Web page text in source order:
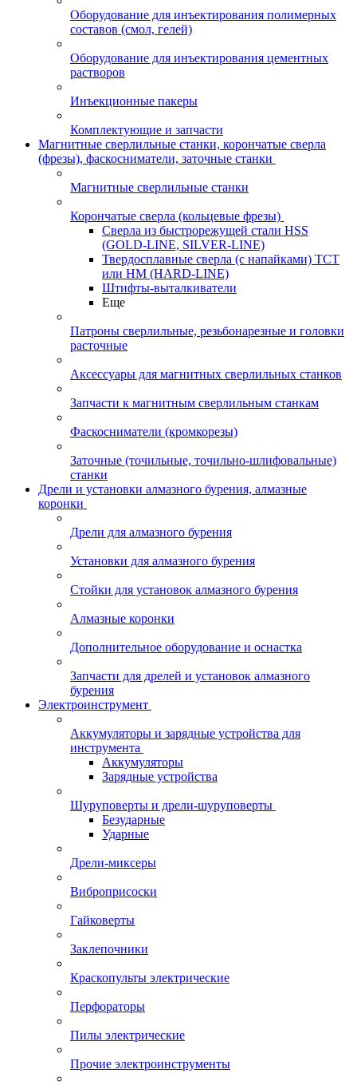
Оборудование для инъектирования полимерных
составов (смол, гелей)
Оборудование для инъектирования цементных
растворов
Инъекционные пакеры
Комплектующие и запчасти
Магнитные сверлильные станки, корончатые сверла
(фрезы), фаскосниматели, заточные станки
Магнитные сверлильные станки
Корончатые сверла (кольцевые фрезы)
Сверла из быстрорежущей стали HSS
(GOLD-LINE, SILVER-LINE)
Твердосплавные сверла (с напайками) ТСТ
или HM (HARD-LINE)
Штифты-выталкиватели
Еще
Патроны сверлильные, резьбонарезные и головки
расточные
Аксессуары для магнитных сверлильных станков
Запчасти к магнитным сверлильным станкам
Фаскосниматели (кромкорезы)
Заточные (точильные, точильно-шлифовальные)
станки
Дрели и установки алмазного бурения, алмазные
коронки
Дрели для алмазного бурения
Установки для алмазного бурения
Стойки для установок алмазного бурения
Алмазные коронки
Дополнительное оборудование и оснастка
Запчасти для дрелей и установок алмазного
бурения
Электроинструмент
Аккумуляторы и зарядные устройства для
инструмента
Аккумуляторы
Зарядные устройства
Шуруповерты и дрели-шуруповерты
Безударные
Ударные
Дрели-миксеры
Виброприсоски
Гайковерты
Заклепочники
Краскопульты электрические
Перфораторы
Пилы электрические
Прочие электроинструменты